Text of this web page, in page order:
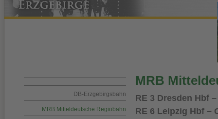
DB-Erzgebirgsbahn
MRB Mitteldeutsche Regiobahn
MRB
RE 3 Dresden Hbf
RE 6 Leipzig Hbf –